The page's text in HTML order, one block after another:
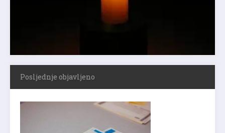
Posljednje objavljeno